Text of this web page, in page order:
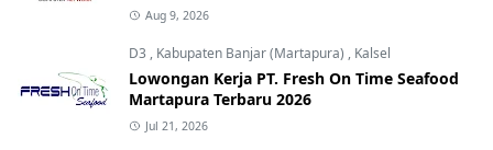
Aug 9, 2026
D3 , Kabupaten Banjar (Martapura) , Kalsel
Lowongan Kerja PT. Fresh On Time Seafood
Martapura Terbaru 2026
Jul 21, 2026